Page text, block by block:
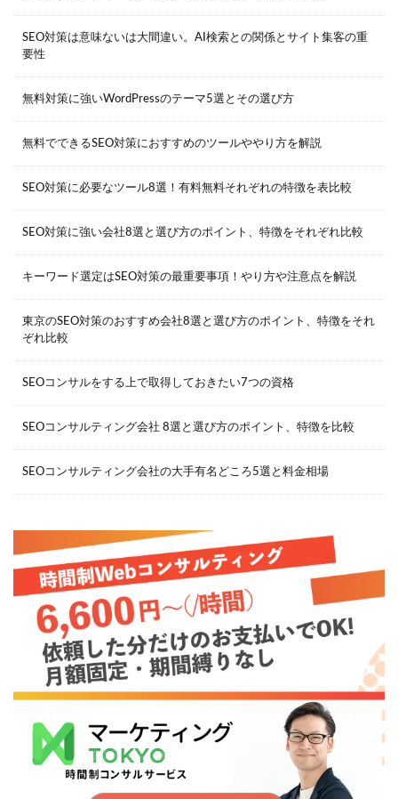
SEO対策は意味ないは大間違い。AI検索との関係とサイト集客の重
要性
無料対策に強いWordPressのテーマ5選とその選び方
無料でできるSEO対策におすすめのツールややり方を解説
SEO対策に必要なツール8選！有料無料それぞれの特徴を表比較
SEO対策に強い会社8選と選び方のポイント、特徴をそれぞれ比較
キーワード選定はSEO対策の最重要事項！やり方や注意点を解説
東京のSEO対策のおすすめ会社8選と選び方のポイント、特徴をそれ
ぞれ比較
SEOコンサルをする上で取得しておきたい7つの資格
SEOコンサルティング会社 8選と選び方のポイント、特徴を比較
SEOコンサルティング会社の大手有名どころ5選と料金相場